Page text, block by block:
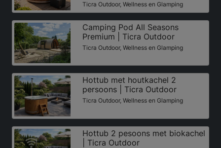
Ticra Outdoor, Wellness en Glamping
Camping Pod All Seasons
Premium | Ticra Outdoor
Ticra Outdoor, Wellness en Glamping
Hottub met houtkachel 2
persoons | Ticra Outdoor
Ticra Outdoor, Wellness en Glamping
Hottub 2 pesoons met biokachel
| Ticra Outdoor